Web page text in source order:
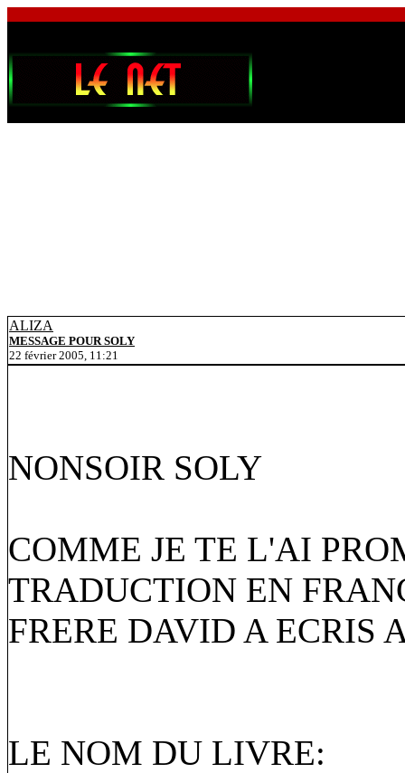
ALIZA
MESSAGE POUR SOLY
22 février 2005, 11:21
NONSOIR SOLY
COMME JE TE L'AI
TRADUCTION EN
FRERE DAVID A ECRIS
LE NOM DU LIVRE: